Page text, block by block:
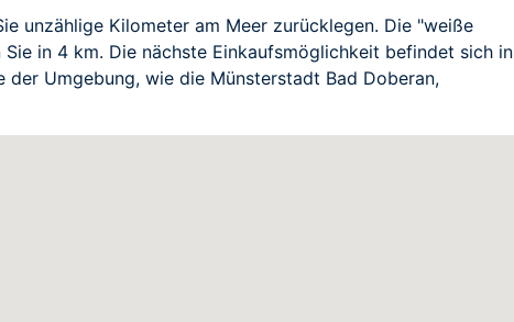
unzählige Kilometer am Meer zurücklegen. Die "weiße
in 4 km. Die nächste Einkaufsmöglichkeit befindet sich in
Umgebung, wie die Münsterstadt Bad Doberan,